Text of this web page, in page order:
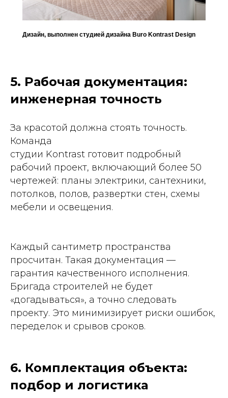
Дизайн, выполнен студией дизайна Buro Kontrast Design
5. Рабочая документация:
инженерная точность
За красотой должна стоять точность.
Команда
студии Kontrast готовит подробный
рабочий проект, включающий более 50
чертежей: планы электрики, сантехники,
потолков, полов, развертки стен, схемы
мебели и освещения.
Каждый сантиметр пространства
просчитан. Такая документация —
гарантия качественного исполнения.
Бригада строителей не будет
«догадываться», а точно следовать
проекту. Это минимизирует риски ошибок,
переделок и срывов сроков.
6. Комплектация объекта:
подбор и логистика